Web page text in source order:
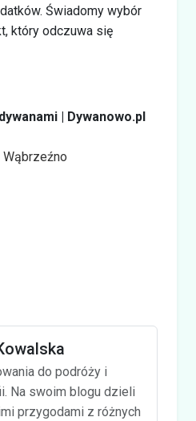
Świadomy wybór
który odczuwa się
| Dywanowo.pl
Wąbrzeźno
do podróży i
Na swoim blogu dzieli
przygodami z różnych